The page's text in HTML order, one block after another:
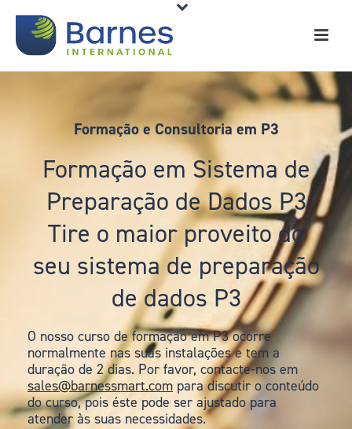
Formação e Consultoria em P3
Formação em Sistema de
Preparação de Dados P3
Tire o maior proveito do
seu sistema de preparação
de dados P3
O nosso curso de formação em P3 ocorre
normalmente nas suas instalações e tem a
duração de 2 dias. Por favor, contacte-nos em
sales@barnessmart.com para discutir o conteúdo
do curso, pois éste pode ser ajustado para
atender às suas necessidades.